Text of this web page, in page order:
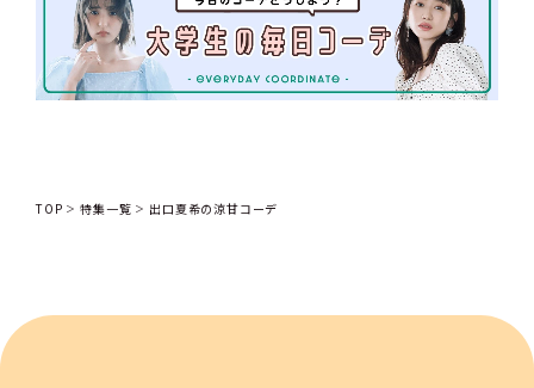
TOP 特集一覧 出口夏希の涼甘コーデ